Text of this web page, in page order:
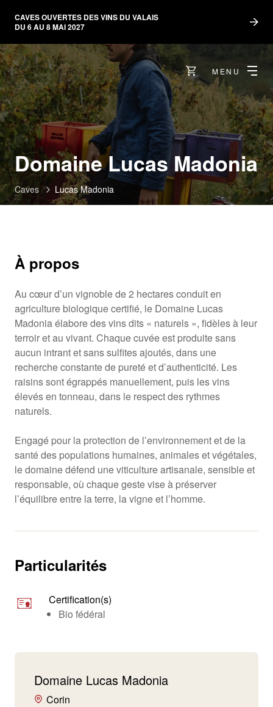
CAVES OUVERTES DES VINS DU VALAIS
DU 6 AU 8 MAI 2027
MENU
Domaine Lucas Madonia
Caves Lucas Madonia
À propos
Au cœur d’un vignoble de 2 hectares conduit en
agriculture biologique certifié, le Domaine Lucas
Madonia élabore des vins dits « naturels », fidèles à leur
terroir et au vivant. Chaque cuvée est produite sans
aucun intrant et sans sulfites ajoutés, dans une
recherche constante de pureté et d’authenticité. Les
raisins sont égrappés manuellement, puis les vins
élevés en tonneau, dans le respect des rythmes
naturels.
Engagé pour la protection de l’environnement et de la
santé des populations humaines, animales et végétales,
le domaine défend une viticulture artisanale, sensible et
responsable, où chaque geste vise à préserver
l’équilibre entre la terre, la vigne et l’homme.
Particularités
Certification(s)
Bio fédéral
Domaine Lucas Madonia
Corin